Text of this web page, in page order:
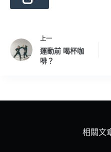
上一
運動前 喝杯咖
啡？
相關文